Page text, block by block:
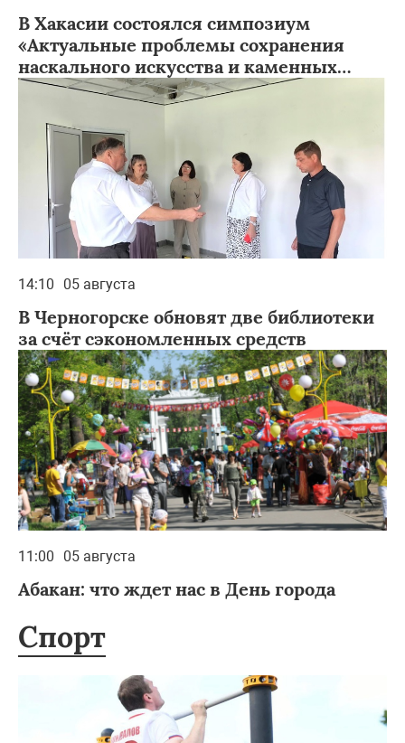
В Хакасии состоялся симпозиум
«Актуальные проблемы сохранения
наскального искусства и каменных
изваяний на территории Евразии»
14:10 05 августа
В Черногорске обновят две библиотеки
за счёт сэкономленных средств
11:00 05 августа
Абакан: что ждет нас в День города
Спорт